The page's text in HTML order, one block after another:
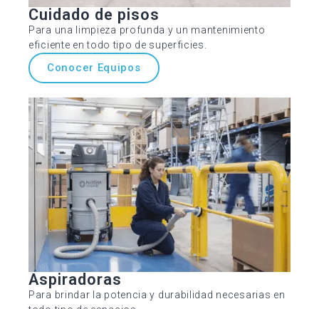
Cuidado de pisos
Para una limpieza profunda y un mantenimiento
eficiente en todo tipo de superficies.
Conocer Equipos
Aspiradoras
Para brindar la potencia y durabilidad necesarias en